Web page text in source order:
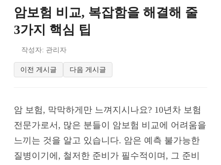
암보험 비교, 복잡함을 해결해 줄
3가지 핵심 팁
작성자: 관리자
이전 게시글 다음 게시글
암 보험, 막막하게만 느껴지시나요? 10년차 보험
전문가로서, 많은 분들이 암보험 비교에 어려움을
느끼는 것을 알고 있습니다. 암은 예측 불가능한
질병이기에, 철저한 준비가 필수적이며, 그 준비